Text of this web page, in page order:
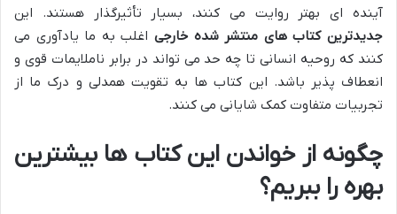
آینده ای بهتر روایت می کنند، بسیار تأثیرگذار هستند. این
جدیدترین کتاب های منتشر شده خارجی اغلب به ما یادآوری می
کنند که روحیه انسانی تا چه حد می تواند در برابر ناملایمات قوی و
انعطاف پذیر باشد. این کتاب ها به تقویت همدلی و درک ما از
تجربیات متفاوت کمک شایانی می کنند.
چگونه از خواندن این کتاب ها بیشترین
بهره را ببریم؟